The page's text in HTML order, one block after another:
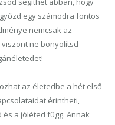
egy számodra fontos
nemcsak az
ne bonyolítsd
az életedbe a hét első
érintheti,
a jóléted függ. Annak